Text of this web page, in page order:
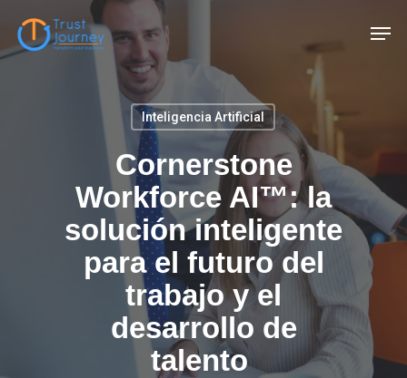
Skip
Inteligencia Artificial
Cornerstone
Workforce AI™: la
solución inteligente
para el futuro del
trabajo y el
desarrollo de
talento